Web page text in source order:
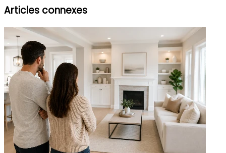
Articles connexes